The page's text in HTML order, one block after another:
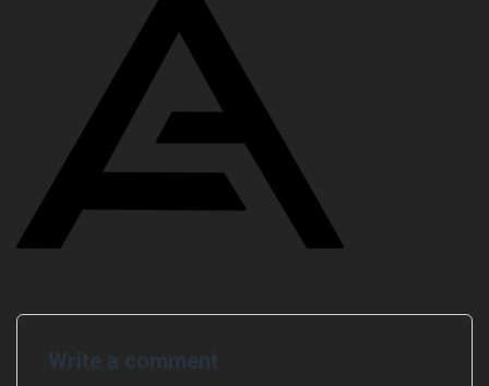
Write a comment